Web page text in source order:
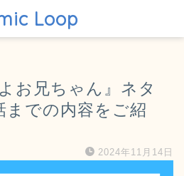
Loop
お兄ちゃん』ネタ
までの内容をご紹
2024年11月14日